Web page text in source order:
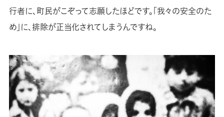
行者に、町民がこぞって志願したほどです。「我々の安全のた
め」に、排除が正当化されてしまうんですね。